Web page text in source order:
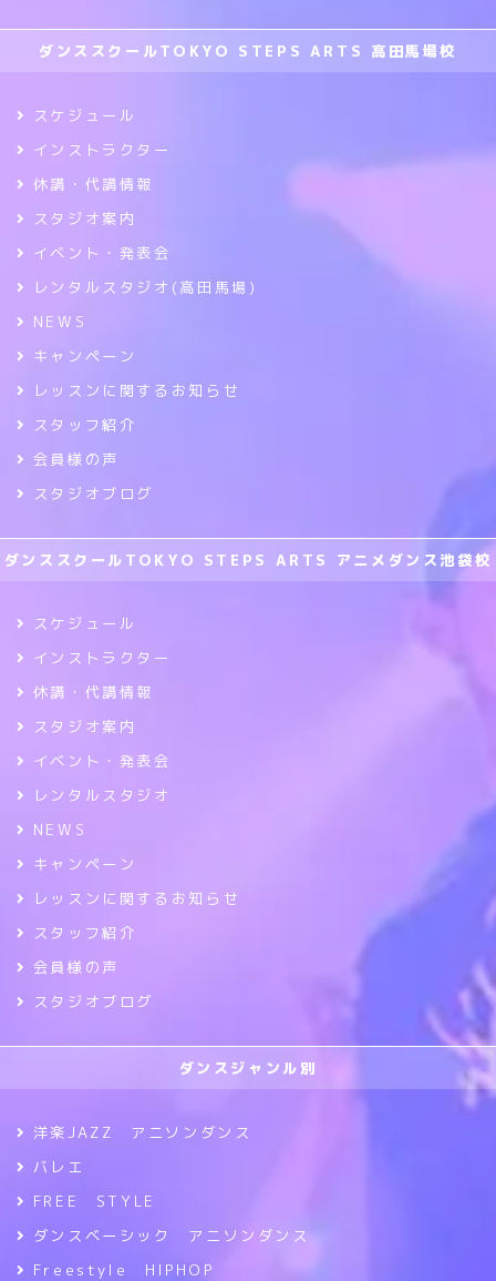
ダンススクールTOKYO STEPS ARTS 高田馬場校
スケジュール
インストラクター
休講・代講情報
スタジオ案内
イベント・発表会
レンタルスタジオ(高田馬場)
NEWS
キャンペーン
レッスンに関するお知らせ
スタッフ紹介
会員様の声
スタジオブログ
ダンススクールTOKYO STEPS ARTS アニメダンス池袋校
スケジュール
インストラクター
休講・代講情報
スタジオ案内
イベント・発表会
レンタルスタジオ
NEWS
キャンペーン
レッスンに関するお知らせ
スタッフ紹介
会員様の声
スタジオブログ
ダンスジャンル別
洋楽JAZZ アニソンダンス
バレエ
FREE STYLE
ダンスベーシック アニソンダンス
Freestyle HIPHOP